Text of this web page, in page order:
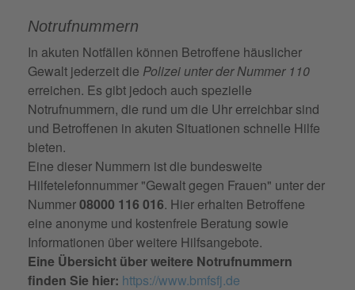
Notrufnummern
In akuten Notfällen können Betroffene häuslicher
Gewalt jederzeit die Polizei unter der Nummer 110
erreichen. Es gibt jedoch auch spezielle
Notrufnummern, die rund um die Uhr erreichbar sind
und Betroffenen in akuten Situationen schnelle Hilfe
bieten.
Eine dieser Nummern ist die bundesweite
Hilfetelefonnummer "Gewalt gegen Frauen" unter der
Nummer08000 116 016. Hier erhalten Betroffene
eine anonyme und kostenfreie Beratung sowie
Informationen über weitere Hilfsangebote.
Eine Übersicht über weitere Notrufnummern
finden Sie hier: https://www.bmfsfj.de